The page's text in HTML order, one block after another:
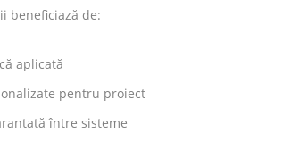
beneficiază de:
aplicată
pentru proiect
între sisteme